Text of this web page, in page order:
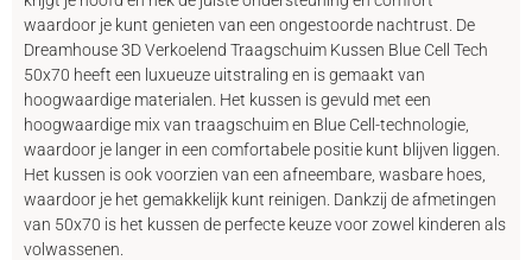
waardoor je kunt genieten van een ongestoorde nachtrust. De
Dreamhouse 3D Verkoelend Traagschuim Kussen Blue Cell Tech
50x70 heeft een luxueuze uitstraling en is gemaakt van
hoogwaardige materialen. Het kussen is gevuld met een
hoogwaardige mix van traagschuim en Blue Cell-technologie,
waardoor je langer in een comfortabele positie kunt blijven liggen.
Het kussen is ook voorzien van een afneembare, wasbare hoes,
waardoor je het gemakkelijk kunt reinigen. Dankzij de afmetingen
van 50x70 is het kussen de perfecte keuze voor zowel kinderen als
volwassenen.